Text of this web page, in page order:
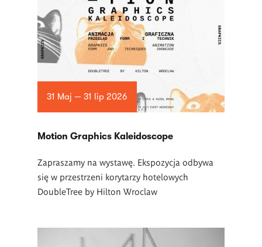
31 Maj — 31 lip 2026
Motion Graphics Kaleidoscope
Zapraszamy na wystawę. Ekspozycja odbywa
się w przestrzeni korytarzy hotelowych
DoubleTree by Hilton Wroclaw